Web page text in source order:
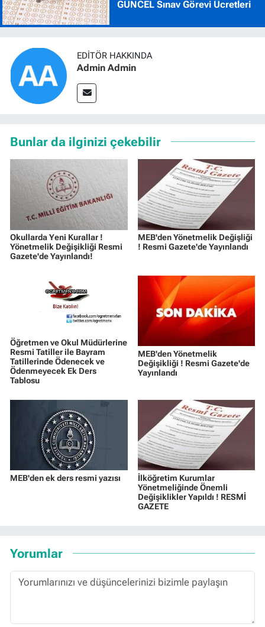
GÜNCEL Sınav Görevi Ücretleri
EDITÖR HAKKINDA
Admin Admin
Bunlar da ilginizi çekebilir
Okullarda Yeni Kurallar !
Yönetmelik Değişikliği Resmi
Gazete'de Yayınlandı!
MEB'den Yönetmelik Değişliği
! Resmi Gazete'de Yayınlandı
Öğretmen ve Okul Müdürlerine
Resmi Tatiller ile Bayram
Tatillerinde Ödenecek ve
Ödenmeyecek Ek Ders
Tablosu
MEB'den Yönetmelik
Değişikliği ! Resmi Gazete'de
Yayınlandı
MEB'den ek ders resmi yazısı
İlköğretim Kurumlar
Yönetmeliğinde Önemli
Değişiklikler Yapıldı ! RESMİ
GAZETE
Yorumlar